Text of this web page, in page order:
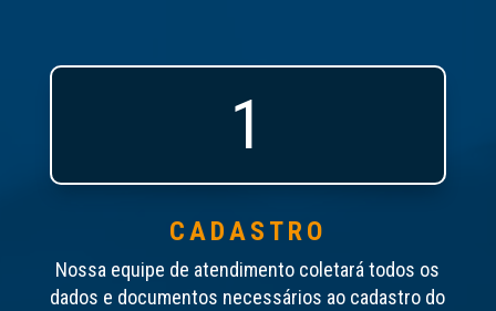
1
CADASTRO
Nossa equipe de atendimento coletará todos os
dados e documentos necessários ao cadastro do